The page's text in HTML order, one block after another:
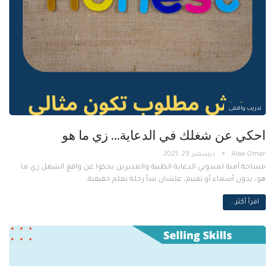
تدريب واقعى
احكي عن شغلك في الدعاية… زي ما هو
ديسمبر 29, 2025
مساحة آمنة لمندوبي الدعاية الطبية والمديرين يحكوا عن واقع الشغل زي ما
هو، بدون أسماء أو تقييم، علشان نبدأ رحلة تعلم حقيقية.
اقرأ أكثر...